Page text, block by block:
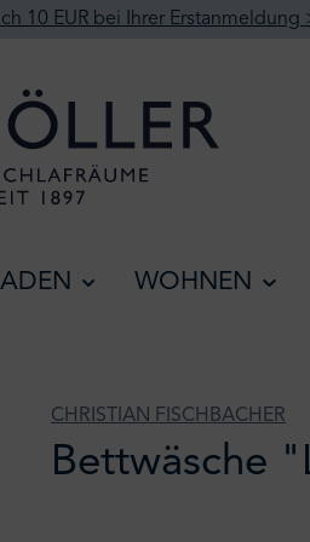
10 EUR bei Ihrer Erstanmeldung
WOHNEN
CHRISTIAN FISCHBACHER
Bettwäsche